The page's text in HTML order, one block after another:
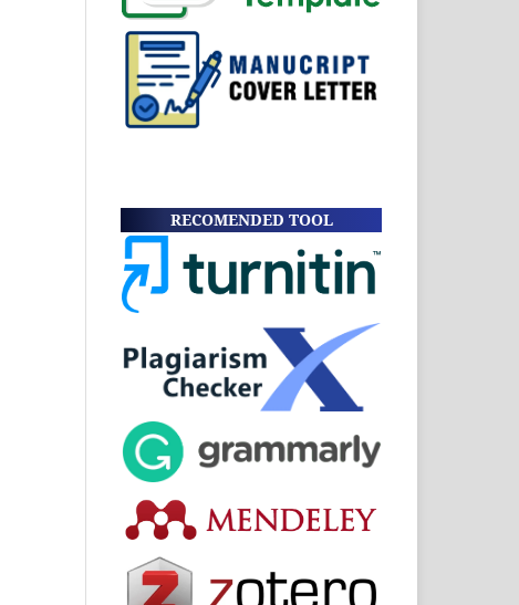
RECOMENDED TOOL